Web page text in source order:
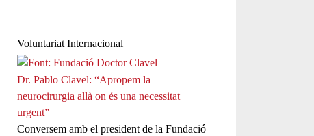
Voluntariat Internacional
Dr. Pablo Clavel: “Apropem la
neurocirurgia allà on és una necessitat
urgent”
Conversem amb el president de la Fundació